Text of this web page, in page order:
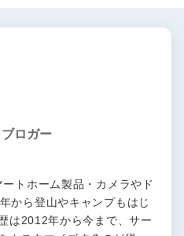
ロガー
トホーム製品・カメラやド
から登山やキャンプもはじ
は2012年から今まで、サー